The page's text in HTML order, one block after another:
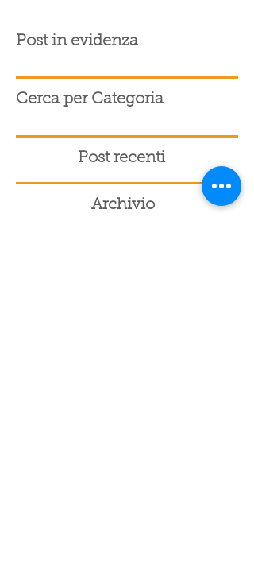
Post in evidenza
Cerca per Categoria
Post recenti
Archivio